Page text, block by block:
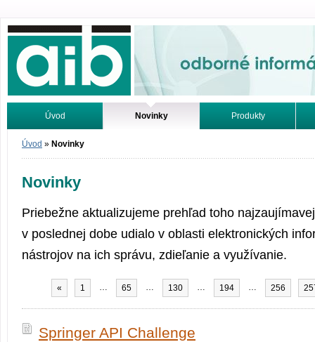
Odborné informácie. Online.
Úvod Novinky Produkty
Vyhľadávanie
Úvod » Novinky
Novinky
Priebežne aktualizujeme prehľad toho
v poslednej dobe udialo v oblasti elektronických
nástrojov na ich správu, zdieľanie a využívanie.
« 1 65 130 194 256
Springer API Challenge